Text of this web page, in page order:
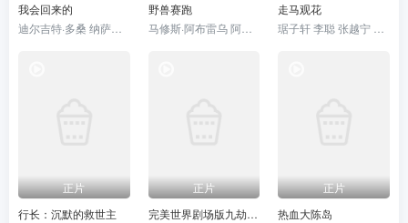
我会回来的
野兽赛跑
马修斯·阿布雷乌 阿妮塔 阿兹 Camillo Borges Higor Campagnaro Perla Carvalho Ana Chagas Chao Chen
走马观花
正片
行长：沉默的救世主
正片
​完美世界剧场版九劫焚天​
正片
热血大陈岛